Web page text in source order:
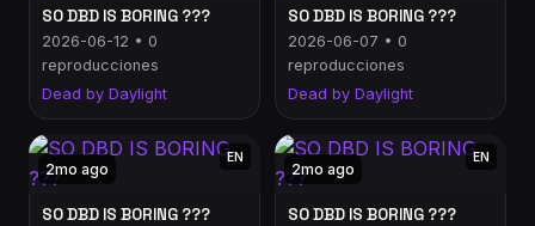
SO DBD IS BORING ???
2026-06-12 • 0
reproducciones
Dead by Daylight
SO DBD IS BORING ???
2026-06-07 • 0
reproducciones
Dead by Daylight
2mo ago
EN
SO DBD IS BORING ???
2mo ago
EN
SO DBD IS BORING ???